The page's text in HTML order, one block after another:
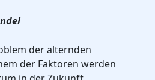
der alternden
der Faktoren werden